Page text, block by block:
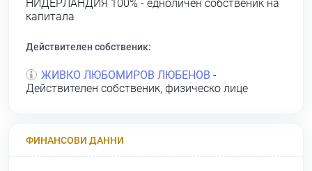
НИДЕРЛАНДИЯ 100% - едноличен собственик на
капитала
Действителен собственик:
ЖИВКО ЛЮБОМИРОВ ЛЮБЕНОВ -
Действителен собственик, физическо лице
ФИНАНСОВИ ДАННИ